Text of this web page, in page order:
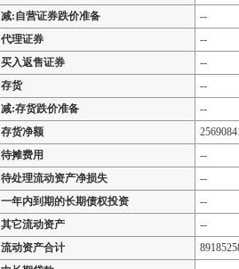
减:自营证券跌价准备
--
代理证券
--
买入返售证券
--
存货
--
减:存货跌价准备
--
存货净额
待摊费用
--
待处理流动资产净损失
--
一年内到期的长期债权投资
--
其它流动资产
--
流动资产合计